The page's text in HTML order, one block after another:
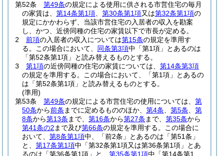
第52条
第49条の規定による使用に供される市営住宅の毎月
の家賃は、 第14条第1項 第30条第1項又は第32条第1項の
規定にかかわらず、当該市営住宅の入居者の収入を勘案
し、かつ、近傍同種の住宅の家賃以下で市長が定める。
2
前項の入居者の収入については第15条の規定を準用す
る。
この場合において、 同条第3項中「第1項」とあるのは
「第52条第1項」と読み替えるものとする。
3
第1項の近傍同種の住宅の家賃については、 第14条第3項
の規定を準用する。
この場合において、「第1項」とあるの
は「第52条第1項」と読み替えるものとする。
(準用)
第53条
第49条の規定による市営住宅の使用については、 第
50条から前条 までに定めるもののほか、 第4条 第5条
第
8条から第13条 まで、 第16条から第27条 まで、 第35条から
第41条の2 まで及び第66条の規定を準用する。
この場合に
おいて、 第8条第1項中、「前2条」とあるのは「第51条」
と、 第17条第1項中「第32条第1項又は第36条第1項」とあ
るのは「第36条第1項」と、 第35条第1項中「第14条第1